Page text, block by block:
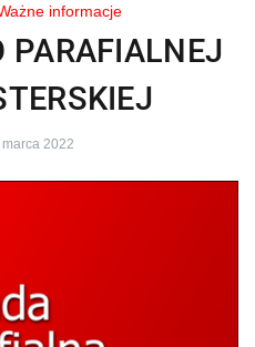
informacje
PARAFIALNEJ
marca 2022